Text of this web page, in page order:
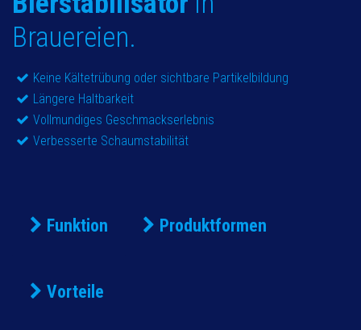
Brauereien.
Keine Kältetrübung oder sichtbare Partikelbildung
Längere Haltbarkeit
Vollmundiges Geschmackserlebnis
Verbesserte Schaumstabilität
Funktion Produktformen
Vorteile